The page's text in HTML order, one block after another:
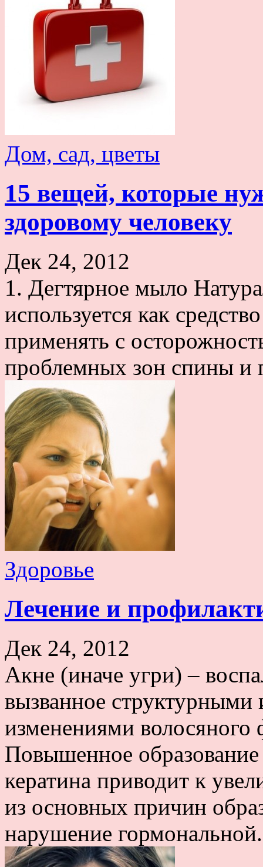
Дом, сад, цветы
15 вещей, которые
здоровому человеку
Дек 24, 2012
1. Дегтярное мыло
используется как
применять с
проблемных зон спины и
Здоровье
Лечение и
Дек 24, 2012
Акне (иначе угри) –
вызванное
изменениями волосяного
Повышенное
кератина приводит к
из основных причин
нарушение